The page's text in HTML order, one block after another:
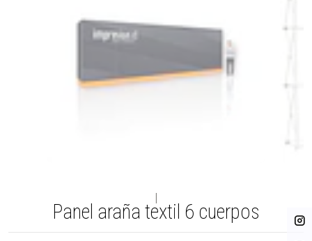
Panel araña textil 6 cuerpos